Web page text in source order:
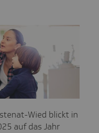
Wied blickt in
auf das Jahr